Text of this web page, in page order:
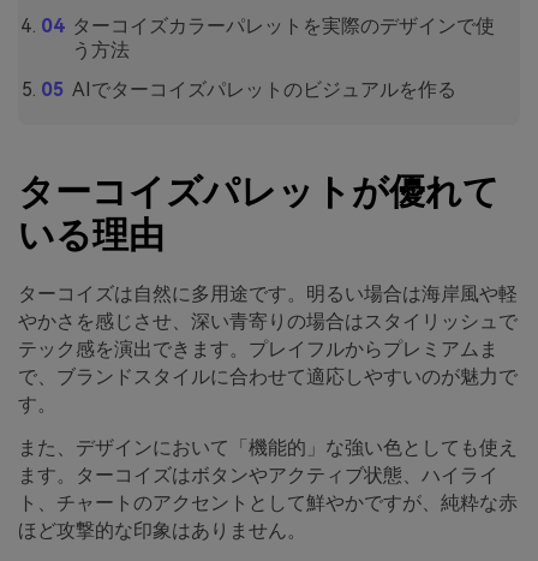
ターコイズカラーパレットを実際のデザインで使
う方法
AIでターコイズパレットのビジュアルを作る
ターコイズパレットが優れて
いる理由
ターコイズは自然に多用途です。明るい場合は海岸風や軽
やかさを感じさせ、深い青寄りの場合はスタイリッシュで
テック感を演出できます。プレイフルからプレミアムま
で、ブランドスタイルに合わせて適応しやすいのが魅力で
す。
また、デザインにおいて「機能的」な強い色としても使え
ます。ターコイズはボタンやアクティブ状態、ハイライ
ト、チャートのアクセントとして鮮やかですが、純粋な赤
ほど攻撃的な印象はありません。